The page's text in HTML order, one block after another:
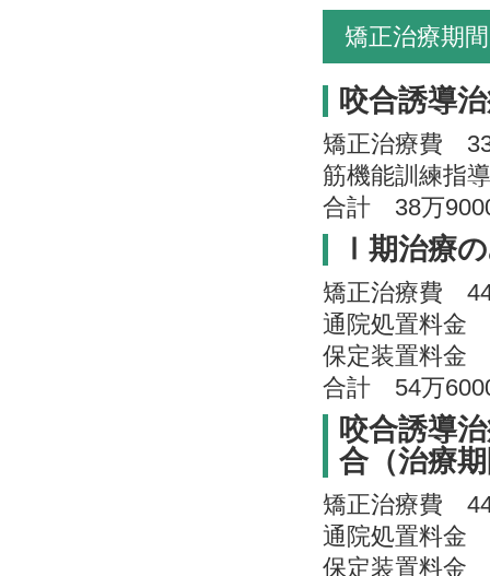
矯正治療期
咬合誘導
矯正治療費
筋機能訓練指
合計 38万
Ⅰ期治療
矯正治療費
通院処置料金
保定装置料金
合計 54万
咬合誘導
合（治療
矯正治療費
通院処置料
保定装置料金